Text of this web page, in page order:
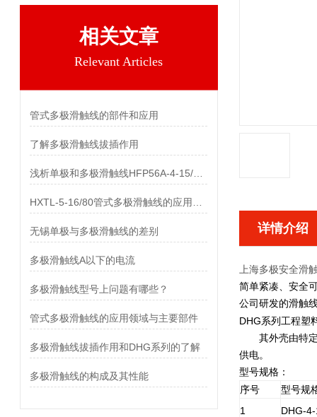
相关文章
Relevant Articles
管式多极滑触线的部件和应用
了解多极滑触线拔插作用
无锡单极与多极滑触线的差别
多极滑触线A以下的电流
多极滑触线型号上问题有哪些？
管式多极滑触线的应用领域与主要部件
多极滑触线拔插作用和DHG系列的了解
多极滑触线的构成及其性能
详情介绍
上海多极安全滑
简单紧凑、安全
公司研发的滑触
DHG系列工程塑
其外壳由特定
供电。
型号规格：
序号
型号规
1
DHG-